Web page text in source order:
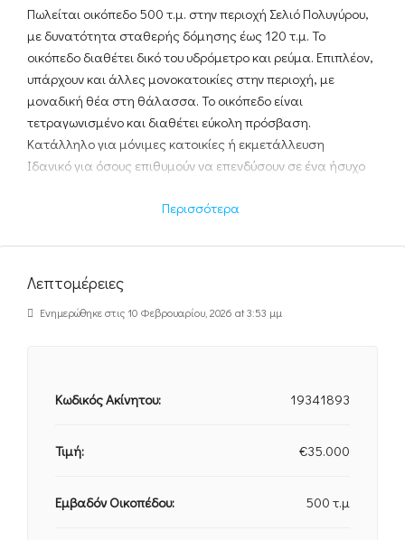
Πωλείται οικόπεδο 500 τ.μ. στην περιοχή Σελιό Πολυγύρου,
με δυνατότητα σταθερής δόμησης έως 120 τ.μ. Το
οικόπεδο διαθέτει δικό του υδρόμετρο και ρεύμα. Επιπλέον,
υπάρχουν και άλλες μονοκατοικίες στην περιοχή, με
μοναδική θέα στη θάλασσα. Το οικόπεδο είναι
τετραγωνισμένο και διαθέτει εύκολη πρόσβαση.
Κατάλληλο για μόνιμες κατοικίες ή εκμετάλλευση
Ιδανικό για όσους επιθυμούν να επενδύσουν σε ένα ήσυχο
Απόσταση από το κέντρο του Πολυγύρου: 4 χλμ
επικοινωνήστε με το γραφείο μας.
Περισσότερα
Λεπτομέρειες
Ενημερώθηκε στις 10 Φεβρουαρίου, 2026 at 3:53 μμ
Κωδικός Ακίνητου: 19341893
Τιμή: €35.000
Εμβαδόν Οικοπέδου: 500 τ.μ